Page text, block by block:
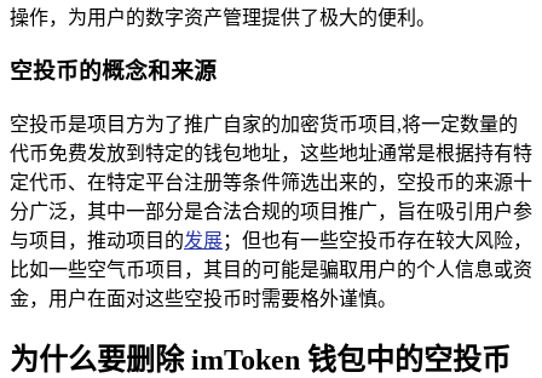
操作，为用户的数字资产管理提供了极大的便利。
空投币的概念和来源
空投币是项目方为了推广自家的加密货币项目,将一定数量的
代币免费发放到特定的钱包地址，这些地址通常是根据持有特
定代币、在特定平台注册等条件筛选出来的，空投币的来源十
分广泛，其中一部分是合法合规的项目推广，旨在吸引用户参
与项目，推动项目的发展；但也有一些空投币存在较大风险，
比如一些空气币项目，其目的可能是骗取用户的个人信息或资
金，用户在面对这些空投币时需要格外谨慎。
为什么要删除 imToken 钱包中的空投币